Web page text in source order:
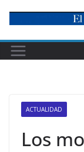
content
ACTUALIDAD
Los